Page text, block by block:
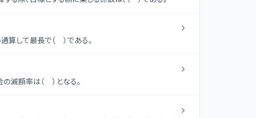
して最長で（ ）である。
減額率は（ ）となる。